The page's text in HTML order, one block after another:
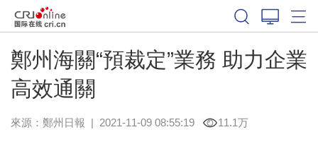
鄭州海關“預裁定”業務 助力企業
高效通關
來源： 鄭州日報 | 2021-11-09 08:55:19 11.1万